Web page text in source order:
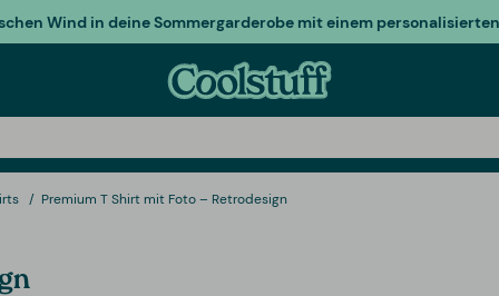
Wind in deine Sommergarderobe mit einem
Premium T Shirt mit Foto – Retrodesign